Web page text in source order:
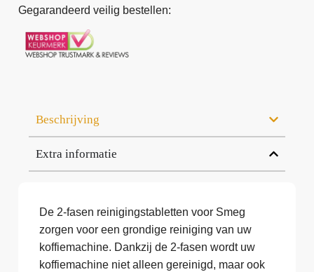
Gegarandeerd veilig bestellen:
Beschrijving
Extra informatie
De 2-fasen reinigingstabletten voor Smeg
zorgen voor een grondige reiniging van uw
koffiemachine. Dankzij de 2-fasen wordt uw
koffiemachine niet alleen gereinigd, maar ook